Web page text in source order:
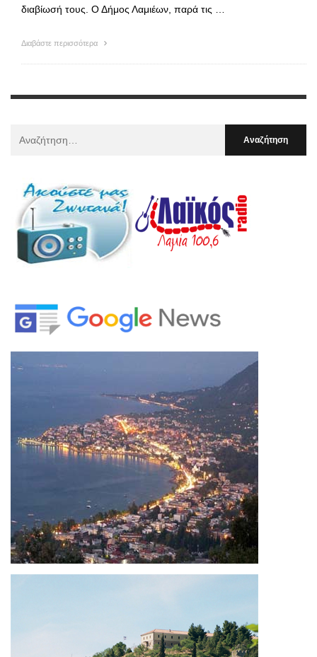
διαβίωσή τους. Ο Δήμος Λαμιέων, παρά τις …
Διαβάστε περισσότερα